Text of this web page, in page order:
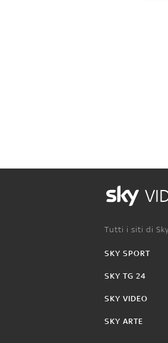
Tutti i siti di
SKY SPORT
SKY TG 24
SKY VIDEO
SKY ARTE